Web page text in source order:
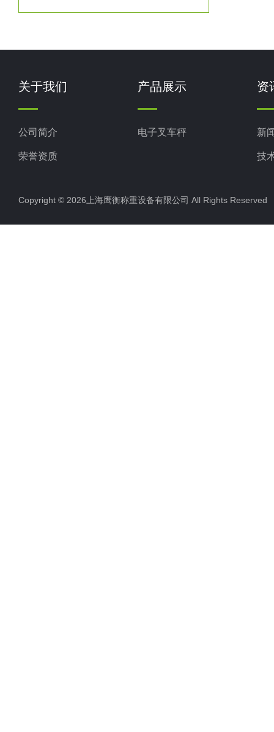
关于我们
公司简介
荣誉资质
产品展示
电子叉车秤
资
新
技
Copyright © 2026上海鹰衡称重设备有限公司 All Rights